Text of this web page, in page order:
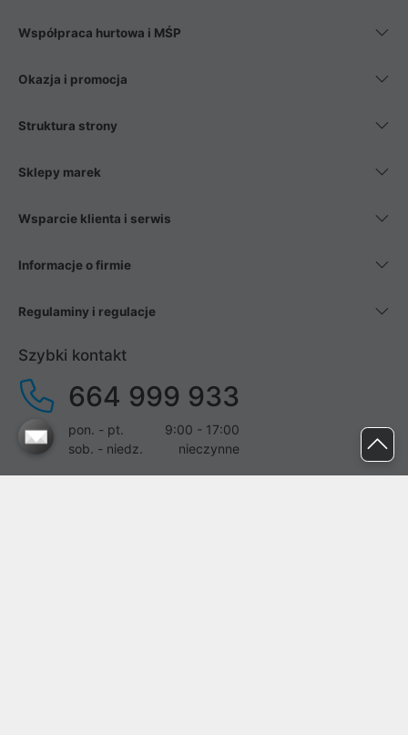
Współpraca hurtowa i MŚP
Okazja i promocja
Struktura strony
Sklepy marek
Wsparcie klienta i serwis
Informacje o firmie
Regulaminy i regulacje
Szybki kontakt
664 999 933
pon. - pt.
9:00 - 17:00
sob. - niedz.
nieczynne